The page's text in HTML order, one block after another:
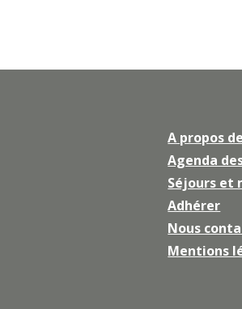
A propos
Agenda
Séjours et
Adhérer
Nous
Mentions